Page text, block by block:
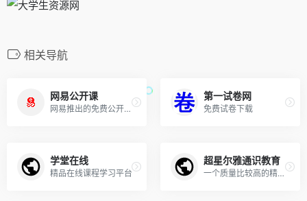
相关导航
网易公开课
网易推出的免费公开课平台
第一试卷网
免费试卷下载
学堂在线
精品在线课程学习平台
超星尔雅通识教育
一个质量比较高的精品学习网站